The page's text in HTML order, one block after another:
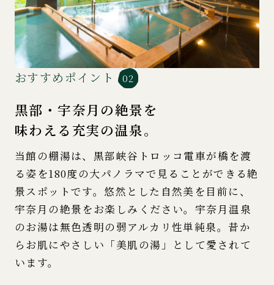
おすすめポイント 02
黒部・宇奈月の絶景を
味わえる充実の温泉。
当館の棚湯は、黒部峡谷トロッコ電車が橋を渡
る姿を180度の大パノラマで見ることができる絶
景スポットです。悠然とした自然美を目前に、
宇奈月の絶景をお楽しみください。宇奈月温泉
のお湯は無色透明の弱アルカリ性単純泉。昔か
らお肌にやさしい「美肌の湯」として愛されて
います。